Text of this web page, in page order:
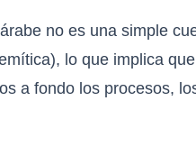
no es una simple
lo que implica
a fondo los procesos,